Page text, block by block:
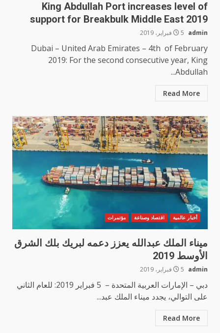
King Abdullah Port increases level of
support for Breakbulk Middle East 2019
admin 5 فبراير، 2019
Dubai – United Arab Emirates – 4th of February
2019: For the second consecutive year, King
Abdullah...
Read More
أخبار عالمية اقتصاد وصناعة مؤتمرات
ميناء الملك عبدالله يعزز دعمه لبريك بلك الشرق
الأوسط 2019
admin 5 فبراير، 2019
دبي – الإمارات العربية المتحدة – 5 فبراير 2019: للعام الثاني
على التوالي، يجدد ميناء الملك عبد...
Read More